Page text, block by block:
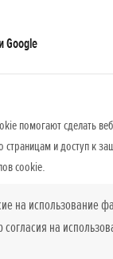
Googleopens in a new tab
помогают сделать
страницам и доступ к
cookie.
на использование
на